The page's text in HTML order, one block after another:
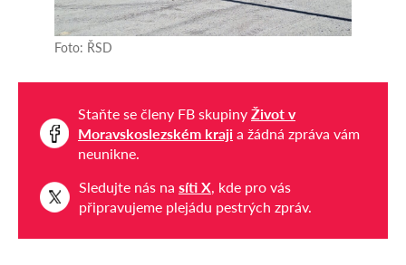
Foto: ŘSD
Staňte se členy FB skupiny Život v
Moravskoslezském kraji a žádná zpráva vám
neunikne.
Sledujte nás na síti X, kde pro vás
připravujeme plejádu pestrých zpráv.